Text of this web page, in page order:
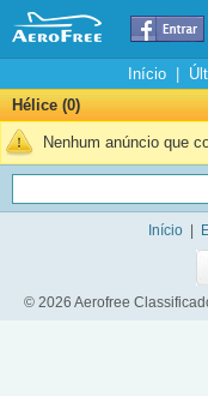
Início|
Hélice (0)
Nenhum anúncio que
Início
© 2026 Aerofree